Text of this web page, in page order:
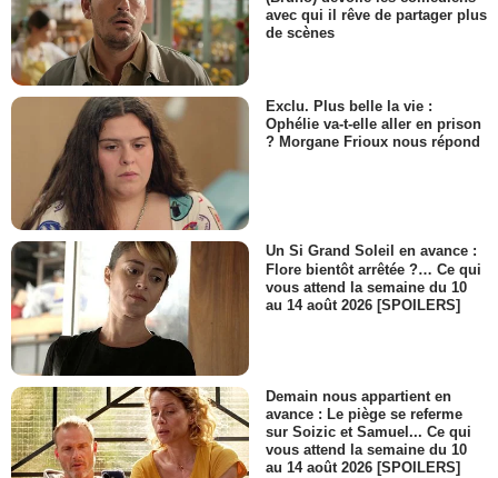
avec qui il rêve de partager plus
de scènes
Exclu. Plus belle la vie :
Ophélie va-t-elle aller en prison
? Morgane Frioux nous répond
Un Si Grand Soleil en avance :
Flore bientôt arrêtée ?… Ce qui
vous attend la semaine du 10
au 14 août 2026 [SPOILERS]
Demain nous appartient en
avance : Le piège se referme
sur Soizic et Samuel... Ce qui
vous attend la semaine du 10
au 14 août 2026 [SPOILERS]